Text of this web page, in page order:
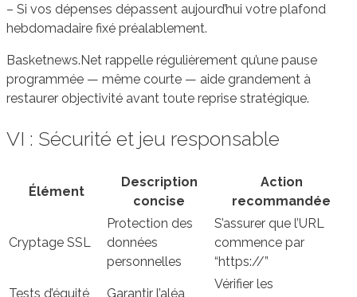
– Si vos dépenses dépassent aujourd’hui votre plafond
hebdomadaire fixé préalablement.
Basketnews.Net rappelle régulièrement qu’une pause
programmée — même courte — aide grandement à
restaurer objectivité avant toute reprise stratégique.
VI : Sécurité et jeu responsable
Élément
Description
concise
Action
recommandée
Cryptage SSL
Protection des
données
personnelles
S’assurer que l’URL
commence par
“https://”
Tests d’équité
Garantir l’aléa
Vérifier les